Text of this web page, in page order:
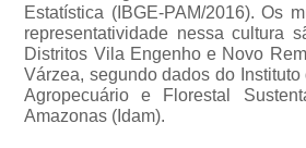
Estatística (IBGE-PAM/2016). Os
representatividade nessa cultura
Distritos Vila Engenho e Novo
Várzea, segundo dados do
Agropecuário e Florestal
Amazonas (Idam).